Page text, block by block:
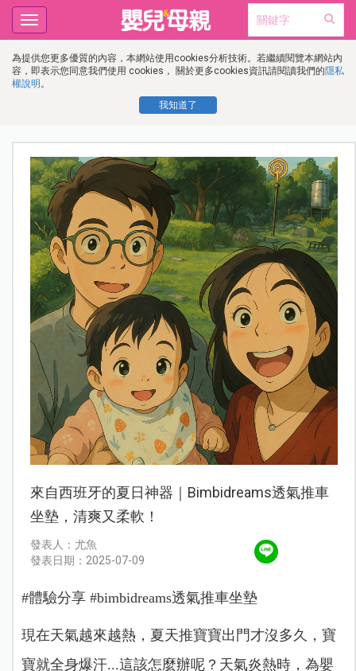
為提供您更多優質的內容，本網站使用cookies分析技術。若繼續閱覽本網站內
容，即表示您同意我們使用 cookies， 關於更多cookies資訊請閱讀我們的隱私
權說明 。
我知道了
Toggle
navigation
來自西班牙的夏日神器｜Bimbidreams透氣推車
坐墊，清爽又柔軟！
發表人：尤魚
發表日期：2025-07-09
#體驗分享 #bimbidreams透氣推車坐墊
現在天氣越來越熱，夏天推寶寶出門才沒多久，寶
寶就全身爆汗...這該怎麼辦呢？天氣炎熱時，為嬰